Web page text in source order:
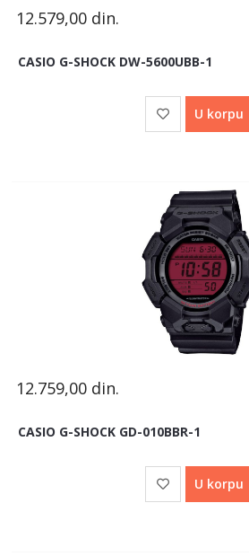
12.579,00 din.
CASIO G-SHOCK DW-5600UBB-1
U korpu
12.759,00 din.
CASIO G-SHOCK GD-010BBR-1
U korpu